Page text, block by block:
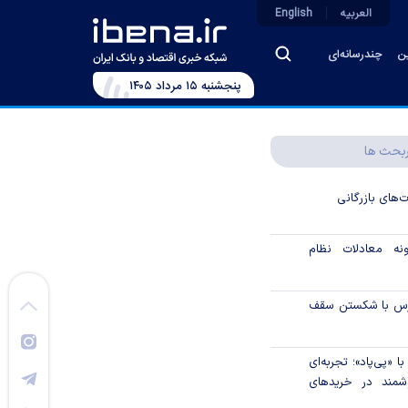
چندرسانه‌ای
العربیه English
پنجشنبه ۱۵ مرداد ۱۴۰۵
ها
بازرگانی
معادلات نظام
با شکستن سقف
«پی‌پاد»؛ تجربه‌ای
در خریدهای